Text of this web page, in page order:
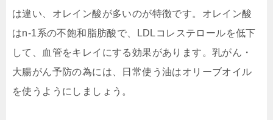
は違い、オレイン酸が多いのが特徴です。オレイン酸
はn-1系の不飽和脂肪酸で、LDLコレステロールを低下
して、血管をキレイにする効果があります。乳がん・
大腸がん予防の為には、日常使う油はオリーブオイル
を使うようにしましょう。